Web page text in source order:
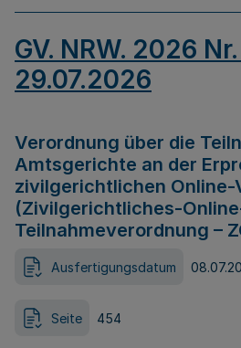
GV. NRW. 2026
29.07.2026
Verordnung über die
Amtsgerichte an der
zivilgerichtlichen Online-
(Zivilgerichtliches-
Teilnahmeverordnung –
Ausfertigungsdatum
Seite 454